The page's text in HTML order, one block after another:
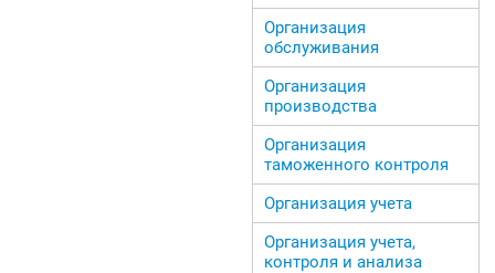
Организация
обслуживания
Организация
производства
Организация
таможенного контроля
Организация учета
Организация учета,
контроля и анализа